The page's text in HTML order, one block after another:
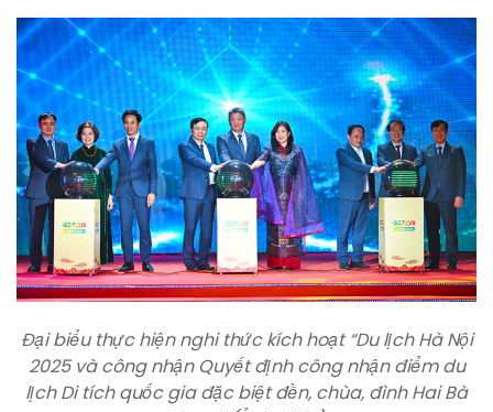
Đại biểu thực hiện nghi thức kích hoạt “Du lịch Hà Nội
2025 và công nhận Quyết định công nhận điểm du
lịch Di tích quốc gia đặc biệt đền, chùa, đình Hai Bà